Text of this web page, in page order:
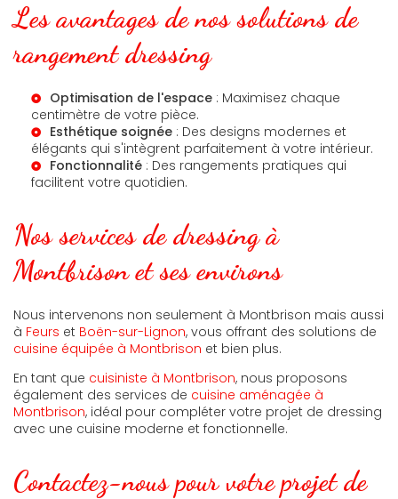
Les avantages de nos solutions de
rangement dressing
Optimisation de l'espace : Maximisez chaque
centimètre de votre pièce.
Esthétique soignée : Des designs modernes et
élégants qui s'intègrent parfaitement à votre intérieur.
Fonctionnalité : Des rangements pratiques qui
facilitent votre quotidien.
Nos services de dressing à
Montbrison et ses environs
Nous intervenons non seulement à Montbrison mais aussi
à Feurs et Boën-sur-Lignon, vous offrant des solutions de
cuisine équipée à Montbrison et bien plus.
En tant que cuisiniste à Montbrison, nous proposons
également des services de cuisine aménagée à
Montbrison, idéal pour compléter votre projet de dressing
avec une cuisine moderne et fonctionnelle.
Contactez-nous pour votre projet de